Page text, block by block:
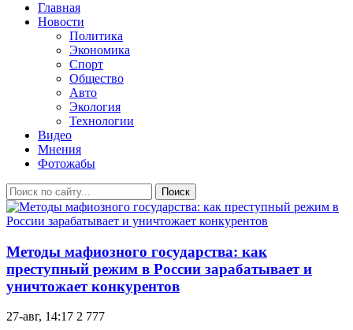
Главная
Новости
Политика
Экономика
Спорт
Общество
Авто
Экология
Технологии
Видео
Мнения
Фотожабы
Поиск
Методы мафиозного государства: как
преступный режим в России зарабатывает и
уничтожает конкурентов
27-авг, 14:17 2 777